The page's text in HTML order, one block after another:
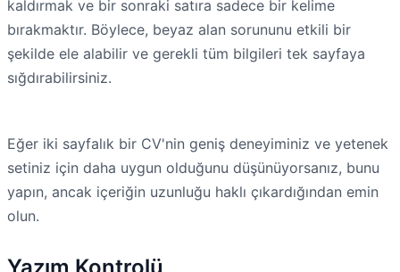
kaldırmak ve bir sonraki satıra sadece bir kelime
bırakmaktır. Böylece, beyaz alan sorununu etkili bir
şekilde ele alabilir ve gerekli tüm bilgileri tek sayfaya
sığdırabilirsiniz.
Eğer iki sayfalık bir CV'nin geniş deneyiminiz ve yetenek
setiniz için daha uygun olduğunu düşünüyorsanız, bunu
yapın, ancak içeriğin uzunluğu haklı çıkardığından emin
olun.